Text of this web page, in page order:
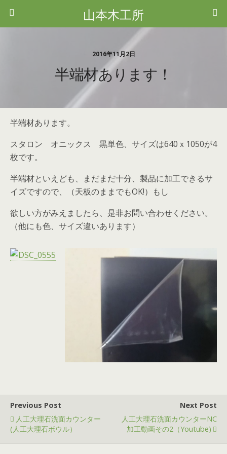
山本木工所
2016年11月2日
半端材あります！
半端材あります。
スタロン オニックス 黒単色、サイズは640ｘ1050が4
枚です。
半端材といえども、まだまだ十分、製品に加工できるサ
イズですので、（天板のままでもOK!）もし
欲しい方がみえましたら、是非お問い合わせください。
（他にも色、サイズ違いあります）
Previous Post
人工大理石洗面カウンター
(人工大理石ボウル）
Next Post
人工大理石洗面カウンターNC
加工動画その2（youtube)